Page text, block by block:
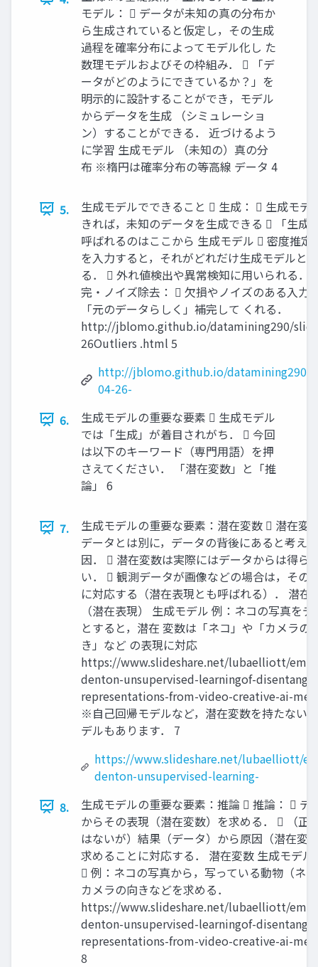
モデル：  データが未知の真の分布か
ら生成されていると仮定し，その生成
過程を確率分布によってモデル化し た
数理モデルおよびその枠組み．  「デ
ータがどのようにできているか？」を
明示的に設計することができ，モデル
からデータを生成 （シミュレーショ
ン）することができる． 近づけるよう
に学習 生成モデル （未知の）真の分
布 ※楕円は確率分布の等高線 データ 4
5.
生成モデルでできること  生成：  生成モデ
きれば，未知のデータを生成できる  「生成
呼ばれるのはここから 生成モデル  密度推定
を入力すると，それがどれだけ生成モデルと
る．  外れ値検出や異常検知に用いられる．
完・ノイズ除去：  欠損やノイズのある入力
「元のデータらしく」補完して くれる．
http://jblomo.github.io/datamining290/
26Outliers .html 5
http://jblomo.github.io/datamining290/
04-26-
6.
生成モデルの重要な要素  生成モデル
では「生成」が着目されがち．  今回
は以下のキーワード（専門用語）を押
さえてください． 「潜在変数」と「推
論」 6
7.
生成モデルの重要な要素：潜在変数  潜在変
データとは別に，データの背後にあると考え
因．  潜在変数は実際にはデータからは得ら
い．  観測データが画像などの場合は，その
に対応する（潜在表現とも呼ばれる）． 潜在
（潜在表現） 生成モデル 例：ネコの写真をデ
とすると，潜在 変数は「ネコ」や「カメラの
き」など の表現に対応
https://www.slideshare.net/lubaelliott/
denton-unsupervised-learningof-
representations-from-video-creative-ai-
※自己回帰モデルなど，潜在変数を持たない
デルもあります． 7
https://www.slideshare.net/lubaelliott/
denton-unsupervised-learning-
8.
生成モデルの重要な要素：推論  推論：  デ
からその表現（潜在変数）を求める．  （正
はないが）結果（データ）から原因（潜在変
求めることに対応する． 潜在変数 生成モデル
 例：ネコの写真から，写っている動物（ネ
カメラの向きなどを求める．
https://www.slideshare.net/lubaelliott/
denton-unsupervised-learningof-
representations-from-video-creative-ai-
8